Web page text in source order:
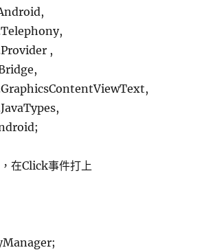
,
在Click事件打上